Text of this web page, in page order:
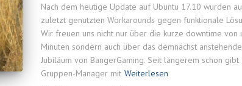
Nach dem heutige Update auf Ubuntu 17.10 wurden
zuletzt genutzten Workarounds gegen funktionale
Wir freuen uns nicht nur über die kurze downtime von
Minuten sondern auch über das demnächst
Jubiläum von BangerGaming. Seit längerem schon gibt
Gruppen-Manager mit Weiterlesen